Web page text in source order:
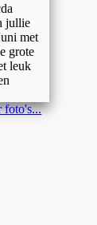
jullie
met
grote
leuk
foto's...